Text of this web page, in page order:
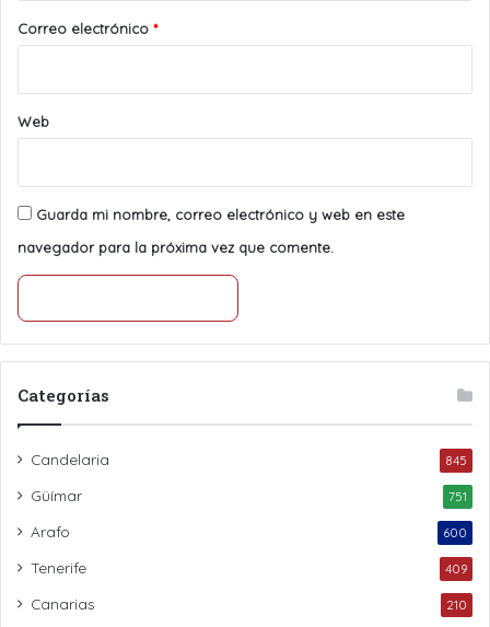
*Correo electrónico *
Web
Guarda mi nombre, correo electrónico y web en este
navegador para la próxima vez que comente.
Categorías
Candelaria 845
Güímar 751
Arafo 600
Tenerife 409
Canarias 210